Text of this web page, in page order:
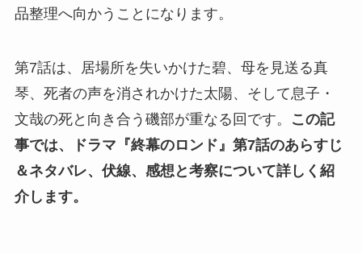
品整理へ向かうことになります。
第7話は、居場所を失いかけた碧、母を見送る真
琴、死者の声を消されかけた太陽、そして息子・
文哉の死と向き合う磯部が重なる回です。
この記
事では、ドラマ『終幕のロンド』第7話のあらすじ
＆ネタバレ、伏線、感想と考察について詳しく紹
介します。